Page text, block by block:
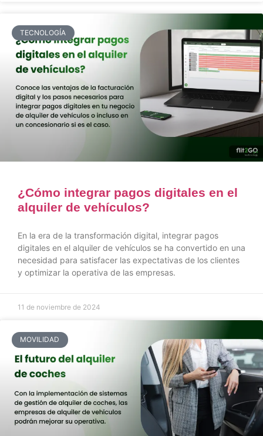
TECNOLOGÍA
¿Cómo integrar pagos digitales en el
alquiler de vehículos?
En la era de la transformación digital, integrar pagos
digitales en el alquiler de vehículos se ha convertido en una
necesidad para satisfacer las expectativas de los clientes
y optimizar la operativa de las empresas.
11 de noviembre de 2024
MOVILIDAD